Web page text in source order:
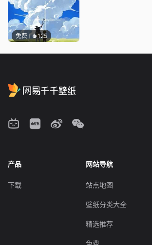
免费 125
产品
下载
网站导航
站点地图
壁纸分类大全
精选推荐
免费